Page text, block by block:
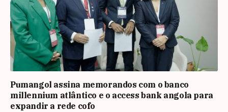
Pumangol assina memorandos com o banco
millennium atlântico e o access bank angola para
expandir a rede cofo